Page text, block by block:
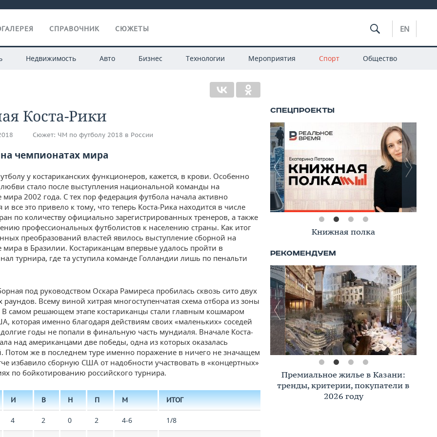
СПРАВОЧНИК СЮЖЕТЫ EN
Недвижимость Авто Бизнес Технологии Мероприятия Спорт Общество
Коста-Рики
Сюжет: ЧМ по футболу 2018 в России
чемпионатах мира
у костариканских функционеров, кажется, в крови. Особенно
стало после выступления национальной команды на
мира 2002 года. С тех пор федерация футбола начала активно
и все это привело к тому, что теперь Коста-Рика находится в числе
по количеству официально зарегистрированных тренеров, а также
профессиональных футболистов к населению страны. Как итог
преобразований властей явилось выступление сборной на
мира в Бразилии. Костариканцам впервые удалось пройти в
турнира, где та уступила команде Голландии лишь по пенальти
под руководством Оскара Рамиреса пробилась сквозь сито двух
Всему виной хитрая многоступенчатая схема отбора из зоны
самом решающем этапе костариканцы стали главным кошмаром
которая именно благодаря действиям своих «маленьких» соседей
годы не попали в финальную часть мундиаля. Вначале Коста-
над американцами две победы, одна из которых оказалась
Потом же в последнем туре именно поражение в ничего не значащем
избавило сборную США от надобности участвовать в «концертных»
по бойкотированию российского турнира.
И В Н П М ИТОГ
4 2 0 2 4-6 1/8
Книжная полка
Премиальное жилье в Казани:
тренды, критерии, покупатели в
2026 году